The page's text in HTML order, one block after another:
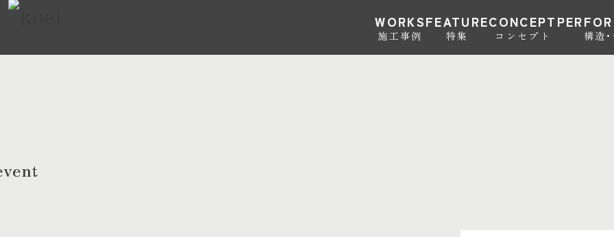
WORKS
施工事例
FEATURE
特集
CONCEPT
コンセプト 構造